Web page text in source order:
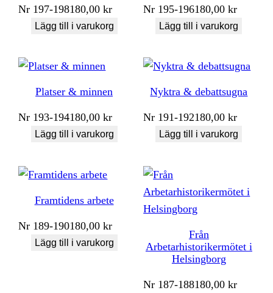
Nr 197-198180,00kr
Lägg till i varukorg
Nr 195-196180,00kr
Lägg till i varukorg
Platser & minnen
Nr 193-194180,00kr
Lägg till i varukorg
Nyktra & debattsugna
Nr 191-192180,00kr
Lägg till i varukorg
Framtidens arbete
Nr 189-190180,00kr
Lägg till i varukorg
Från
Arbetarhistorikermötet i
Helsingborg
Nr 187-188180,00kr